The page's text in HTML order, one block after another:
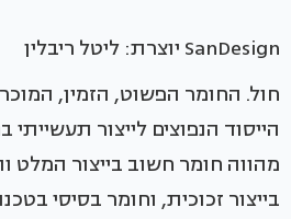
SanDesign יוצרת: ליטל ריבלין
חול. החומר הפשוט, הזמין,
הייסוד הנפוצים לייצור תעשייתי
מהווה חומר חשוב בייצור המלט
בייצור זכוכית, וחומר בסיסי